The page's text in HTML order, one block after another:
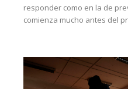
responder como en la de
comienza mucho antes del